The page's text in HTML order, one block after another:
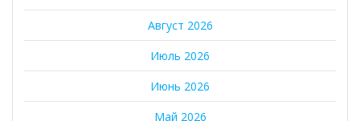
Август 2026
Июль 2026
Июнь 2026
Май 2026